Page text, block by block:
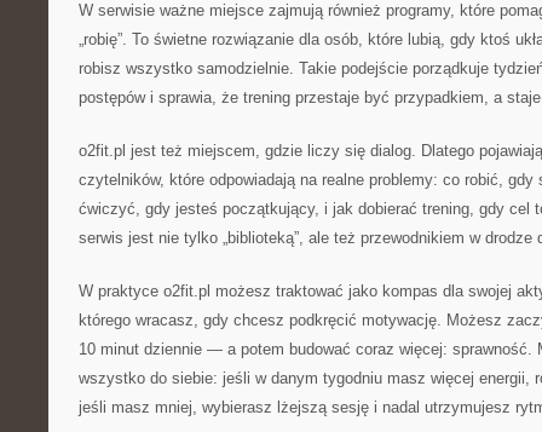
W serwisie ważne miejsce zajmują również programy, które
„robię”. To świetne rozwiązanie dla osób, które lubią, gdy ktoś
robisz wszystko samodzielnie. Takie podejście porządkuje
postępów i sprawia, że trening przestaje być przypadkiem, a
o2fit.pl jest też miejscem, gdzie liczy się dialog. Dlatego
czytelników, które odpowiadają na realne problemy: co robić, gdy
ćwiczyć, gdy jesteś początkujący, i jak dobierać trening, gdy cel
serwis jest nie tylko „biblioteką”, ale też przewodnikiem w drodze
W praktyce o2fit.pl możesz traktować jako kompas dla swojej
którego wracasz, gdy chcesz podkręcić motywację. Możesz
10 minut dziennie — a potem budować coraz więcej: sprawność.
wszystko do siebie: jeśli w danym tygodniu masz więcej energii,
jeśli masz mniej, wybierasz lżejszą sesję i nadal utrzymujesz